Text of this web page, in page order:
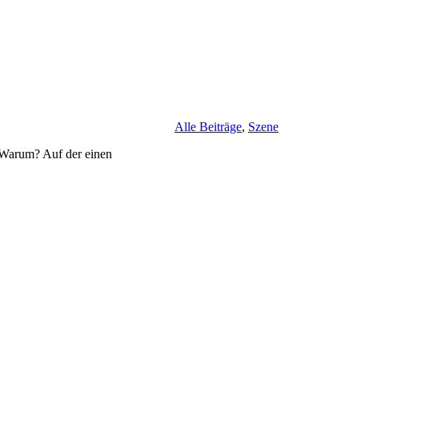
Alle Beiträge, Szene
Auf der einen